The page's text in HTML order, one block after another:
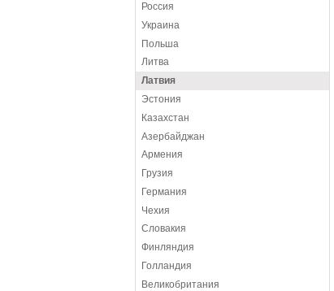
Россия
Украина
Польша
Литва
Латвия
Эстония
Казахстан
Азербайджан
Армения
Грузия
Германия
Чехия
Словакия
Финляндия
Голландия
Великобритания